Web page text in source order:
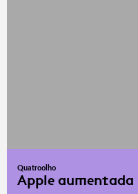
Quatroolho
Apple aumentada